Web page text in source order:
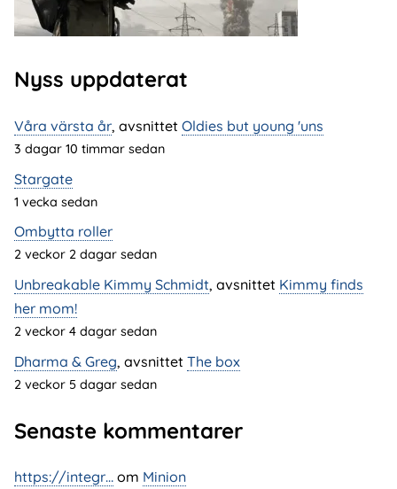
Nyss uppdaterat
Våra värsta år, avsnittet Oldies but young 'uns
3 dagar 10 timmar sedan
Stargate
1 vecka sedan
Ombytta roller
2 veckor 2 dagar sedan
Unbreakable Kimmy Schmidt, avsnittet Kimmy finds
her mom!
2 veckor 4 dagar sedan
Dharma & Greg, avsnittet The box
2 veckor 5 dagar sedan
Senaste kommentarer
https://integr… om Minion